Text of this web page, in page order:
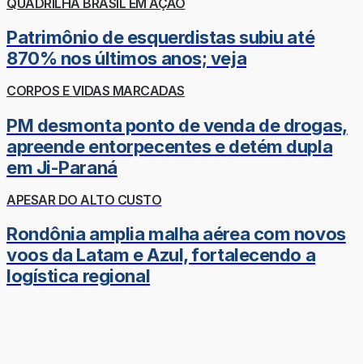
Patrimônio de esquerdistas subiu até
870% nos últimos anos; veja
CORPOS E VIDAS MARCADAS
PM desmonta ponto de venda de drogas,
apreende entorpecentes e detém dupla
em Ji-Paraná
APESAR DO ALTO CUSTO
Rondônia amplia malha aérea com novos
voos da Latam e Azul, fortalecendo a
logística regional